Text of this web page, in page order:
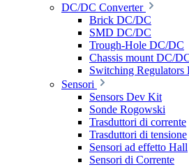
DC/DC Converter
Brick DC/DC
SMD DC/DC
Trough-Hole DC/DC
Chassis mount DC/
Switching Regulators
Sensori
Sensors Dev Kit
Sonde Rogowski
Trasduttori di corrente
Trasduttori di tensione
Sensori ad effetto Hall
Sensori di Corrente